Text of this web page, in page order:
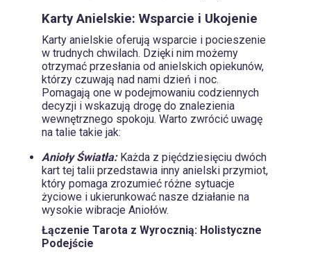
Karty Anielskie: Wsparcie i Ukojenie
Karty anielskie oferują wsparcie i pocieszenie
w trudnych chwilach. Dzięki nim możemy
otrzymać przesłania od anielskich opiekunów,
którzy czuwają nad nami dzień i noc.
Pomagają one w podejmowaniu codziennych
decyzji i wskazują drogę do znalezienia
wewnętrznego spokoju. Warto zwrócić uwagę
na talie takie jak:
Anioły Światła: Każda z pięćdziesięciu dwóch
kart tej talii przedstawia inny anielski przymiot,
który pomaga zrozumieć różne sytuacje
życiowe i ukierunkować nasze działanie na
wysokie wibracje Aniołów.
Łączenie Tarota z Wyrocznią: Holistyczne
Podejście